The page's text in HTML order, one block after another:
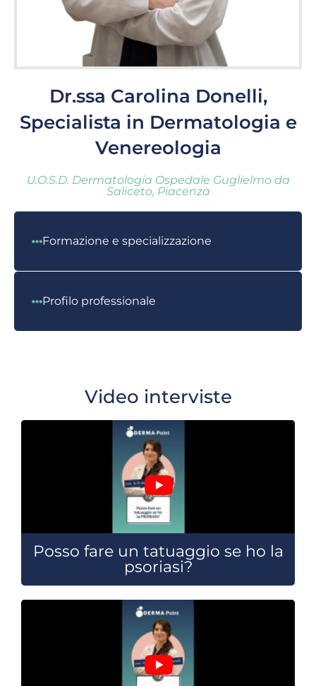
Dr.ssa Carolina Donelli,
Specialista in Dermatologia e
Venereologia
U.O.S.D. Dermatologia Ospedale Guglielmo da
Saliceto, Piacenza
Formazione e specializzazione
Profilo professionale
Video interviste
Posso fare un tatuaggio se ho la
psoriasi?